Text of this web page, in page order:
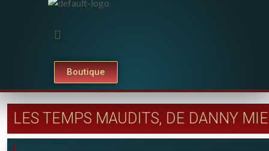
Boutique
LES TEMPS MAUDITS, DE DANNY